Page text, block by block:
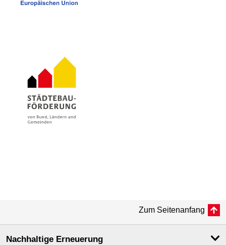
Zum Seitenanfang
Nachhaltige Erneuerung